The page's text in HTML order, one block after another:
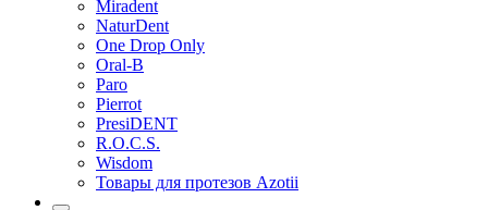
Miradent
NaturDent
One Drop Only
Oral-B
Paro
Pierrot
PresiDENT
R.O.C.S.
Wisdom
Товары для протезов Azotii